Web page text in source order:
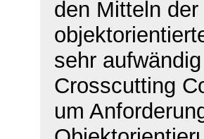
den Mitteln
sehr
Crosscutting
um